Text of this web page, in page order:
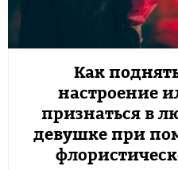
Как
настроение
признаться в
девушке при